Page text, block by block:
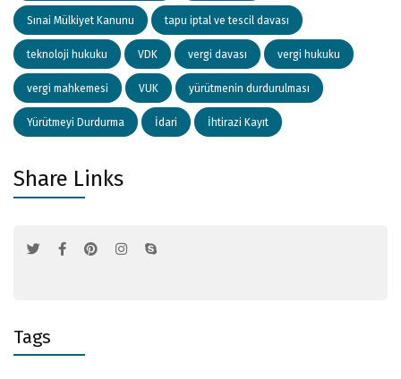
Sınai Mülkiyet Kanunu tapu iptal ve tescil davası
teknoloji hukuku VDK vergi davası vergi hukuku
vergi mahkemesi VUK yürütmenin durdurulması
Yürütmeyi Durdurma İdari İhtirazi Kayıt
Share Links
Tags